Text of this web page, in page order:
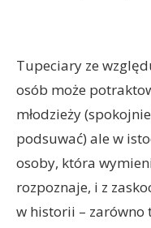
Tupeciary ze
osób może
młodzieży
podsuwać) ale w
osoby, która
rozpoznaje, i z
w historii – zarówno